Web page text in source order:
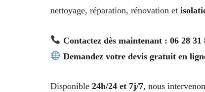
nettoyage, réparation, rénovation et
Contactez dès maintenant : 06 28 31
Demandez votre devis gratuit en
Disponible 24h/24 et 7j/7, nous